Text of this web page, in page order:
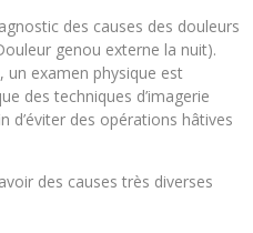
des causes des douleurs
genou externe la nuit).
un examen physique est
des techniques d’imagerie
d’éviter des opérations hâtives
des causes très diverses